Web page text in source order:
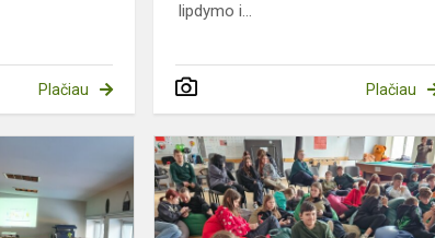
Plačiau
lipdymo i...
Plačiau
„Kritinį
mąstymą
ugdykime
kartu!“